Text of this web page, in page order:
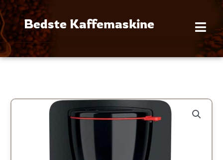
til
indholdetBedste Kaffemaskine